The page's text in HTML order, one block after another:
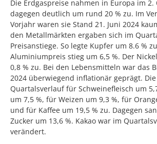
Die Erdgaspreise nahmen in Europa im 2.
dagegen deutlich um rund 20 % zu. Im
Vorjahr waren sie Stand 21. Juni 2024
den Metallmärkten ergaben sich im
Preisanstiege. So legte Kupfer um 8.6 %
Aluminiumpreis stieg um 6,5 %. Der
0,8 % zu. Bei den Lebensmitteln war das
2024 überwiegend inflationär geprägt.
Quartalsverlauf für Schweinefleisch um
um 7,5 %, für Weizen um 9,3 %, für
und für Kaffee um 19,5 % zu. Dagegen
Zucker um 13,6 %. Kakao war im
verändert.